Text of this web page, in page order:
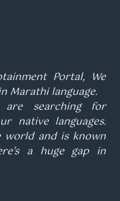
Portal, We
Marathi language.
searching for
native languages.
world and is known
a huge gap in